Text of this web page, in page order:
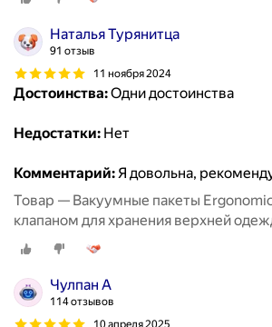
Наталья Турянитца
91 отзыв
11 ноября 2024
Достоинства:Одни достоинства
Недостатки: Нет
Комментарий:Я довольна,
Товар — Вакуумные пакеты
клапаном для хранения верхней
штуки
Чулпан А
114 отзывов
10 апреля 2025